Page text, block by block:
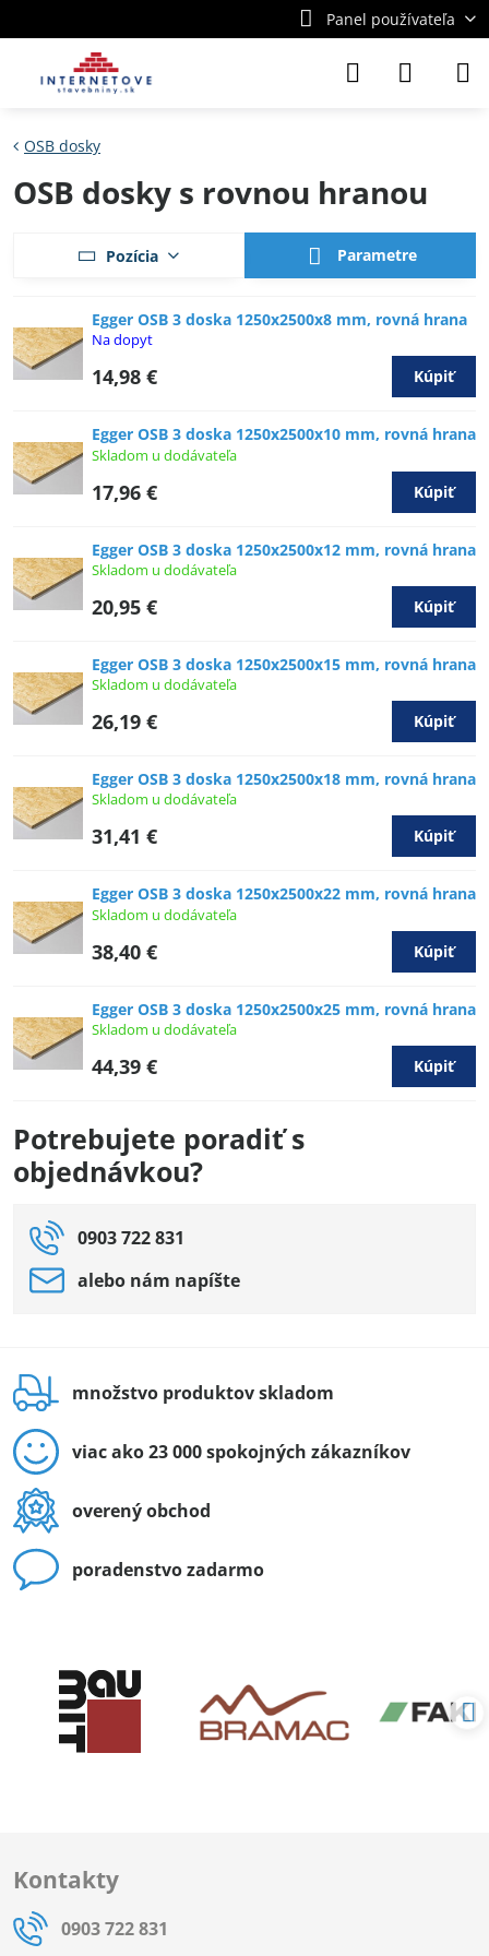
Panel používateľa
OSB dosky
OSB dosky s rovnou hranou
Pozícia Parametre
Egger OSB 3 doska 1250x2500x8 mm, rovná hrana
Na dopyt
14,98 € Kúpiť
Egger OSB 3 doska 1250x2500x10 mm, rovná hrana
Skladom u dodávateľa
17,96 € Kúpiť
Egger OSB 3 doska 1250x2500x12 mm, rovná hrana
Skladom u dodávateľa
20,95 € Kúpiť
Egger OSB 3 doska 1250x2500x15 mm, rovná hrana
Skladom u dodávateľa
26,19 € Kúpiť
Egger OSB 3 doska 1250x2500x18 mm, rovná hrana
Skladom u dodávateľa
31,41 € Kúpiť
Egger OSB 3 doska 1250x2500x22 mm, rovná hrana
Skladom u dodávateľa
38,40 € Kúpiť
Egger OSB 3 doska 1250x2500x25 mm, rovná hrana
Skladom u dodávateľa
44,39 € Kúpiť
Potrebujete poradiť s
objednávkou?
0903 722 831
alebo nám napíšte
množstvo produktov skladom
viac ako 23 000 spokojných zákazníkov
overený obchod
poradenstvo zadarmo
Kontakty
0903 722 831